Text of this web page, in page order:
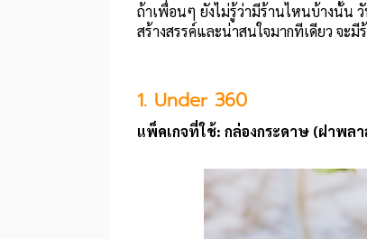
ถ้าเพื่อนๆ ยังไม่รู้ว่ามีร้านไหนบ้างนั้น
สร้างสรรค์และน่าสนใจมากทีเดียว จะ
1. Under 360
แพ็คเกจที่ใช้: กล่องกระดาษ (ฝาพล